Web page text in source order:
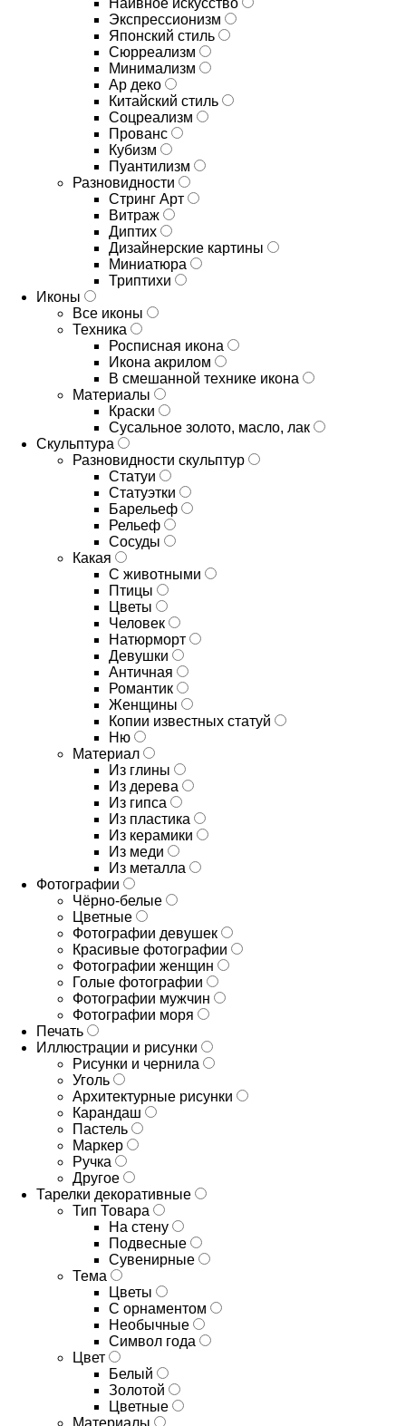
Наивное искусство
Экспрессионизм
Японский стиль
Сюрреализм
Минимализм
Ар деко
Китайский стиль
Соцреализм
Прованс
Кубизм
Пуантилизм
Разновидности
Стринг Арт
Витраж
Диптих
Дизайнерские картины
Миниатюра
Триптихи
Иконы
Все иконы
Техника
Росписная икона
Икона акрилом
В смешанной технике икона
Материалы
Краски
Сусальное золото, масло, лак
Скульптура
Разновидности скульптур
Статуи
Статуэтки
Барельеф
Рельеф
Сосуды
Какая
С животными
Птицы
Цветы
Человек
Натюрморт
Девушки
Античная
Романтик
Женщины
Копии известных статуй
Ню
Материал
Из глины
Из дерева
Из гипса
Из пластика
Из керамики
Из меди
Из металла
Фотографии
Чёрно-белые
Цветные
Фотографии девушек
Красивые фотографии
Фотографии женщин
Голые фотографии
Фотографии мужчин
Фотографии моря
Печать
Иллюстрации и рисунки
Рисунки и чернила
Уголь
Архитектурные рисунки
Карандаш
Пастель
Маркер
Ручка
Другое
Тарелки декоративные
Тип Товара
На стену
Подвесные
Сувенирные
Тема
Цветы
С орнаментом
Необычные
Символ года
Цвет
Белый
Золотой
Цветные
Материалы